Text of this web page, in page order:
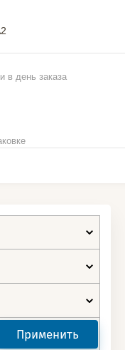
в день заказа
Применить